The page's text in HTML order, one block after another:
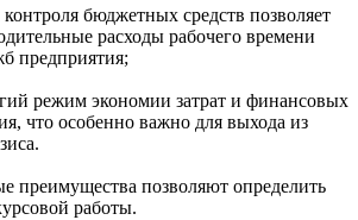
бюджетных средств позволяет
расходы рабочего времени
предприятия;
режим экономии затрат и финансовых
что особенно важно для выхода из
преимущества позволяют определить
работы.